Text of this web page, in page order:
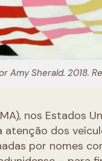
Amy Sherald. 2018.
nos Estados
dos
por nomes